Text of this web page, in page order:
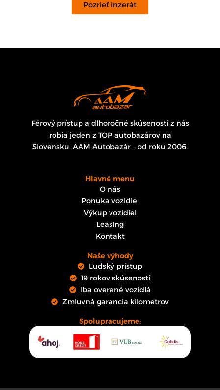
Pozrieť inzerát
Férový prístup a dlhoročné skúseností z nás
robia jeden z TOP autobazárov na
Slovensku. AAM Autobazár – od roku 2006.
Hlavné menu
O nás
Ponuka vozidiel
Výkup vozidiel
Leasing
Kontakt
Naše výhody
Ľudský prístup
19 rokov skúseností
Iba overené vozidlá
Zmluvná garancia kilometrov
Spolupracujeme: